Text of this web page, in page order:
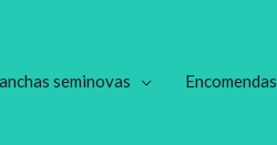
seminovas Encomendas